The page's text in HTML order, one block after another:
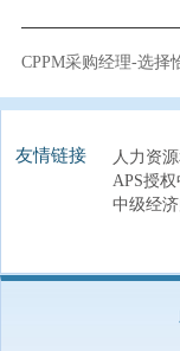
CPPM采购经理-选择
友情链接 人力资
APS授
中级经